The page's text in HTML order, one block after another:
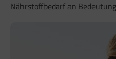
Nährstoffbedarf an